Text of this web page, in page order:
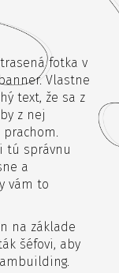
fotka v
Vlastne
text, že sa z
z nej
tú správnu
a
vám to
na základe
šéfovi, aby